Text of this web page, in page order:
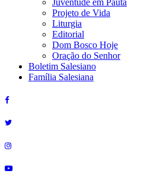
Juventude em Pauta
Projeto de Vida
Liturgia
Editorial
Dom Bosco Hoje
Oração do Senhor
Boletim Salesiano
Família Salesiana